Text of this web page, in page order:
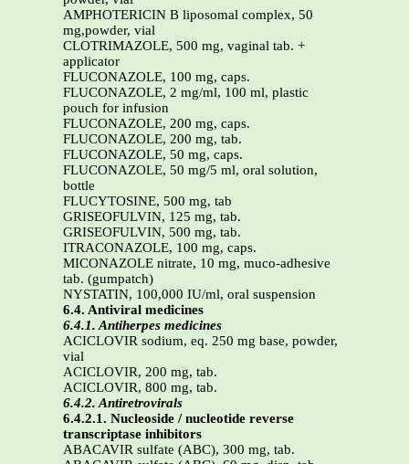
AMPHOTERICIN B liposomal complex, 50
mg,powder, vial
CLOTRIMAZOLE, 500 mg, vaginal tab. +
applicator
FLUCONAZOLE, 100 mg, caps.
FLUCONAZOLE, 2 mg/ml, 100 ml, plastic
pouch for infusion
FLUCONAZOLE, 200 mg, caps.
FLUCONAZOLE, 200 mg, tab.
FLUCONAZOLE, 50 mg, caps.
FLUCONAZOLE, 50 mg/5 ml, oral solution,
bottle
FLUCYTOSINE, 500 mg, tab
GRISEOFULVIN, 125 mg, tab.
GRISEOFULVIN, 500 mg, tab.
ITRACONAZOLE, 100 mg, caps.
MICONAZOLE nitrate, 10 mg, muco-adhesive
tab. (gumpatch)
NYSTATIN, 100,000 IU/ml, oral suspension
6.4. Antiviral medicines
6.4.1. Antiherpes medicines
ACICLOVIR sodium, eq. 250 mg base, powder,
vial
ACICLOVIR, 200 mg, tab.
ACICLOVIR, 800 mg, tab.
6.4.2. Antiretrovirals
6.4.2.1. Nucleoside / nucleotide reverse
transcriptase inhibitors
ABACAVIR sulfate (ABC), 300 mg, tab.